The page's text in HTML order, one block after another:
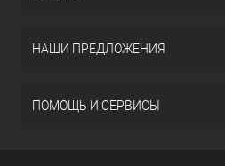
НАШИ ПРЕДЛОЖЕНИЯ
ПОМОЩЬ И СЕРВИСЫ